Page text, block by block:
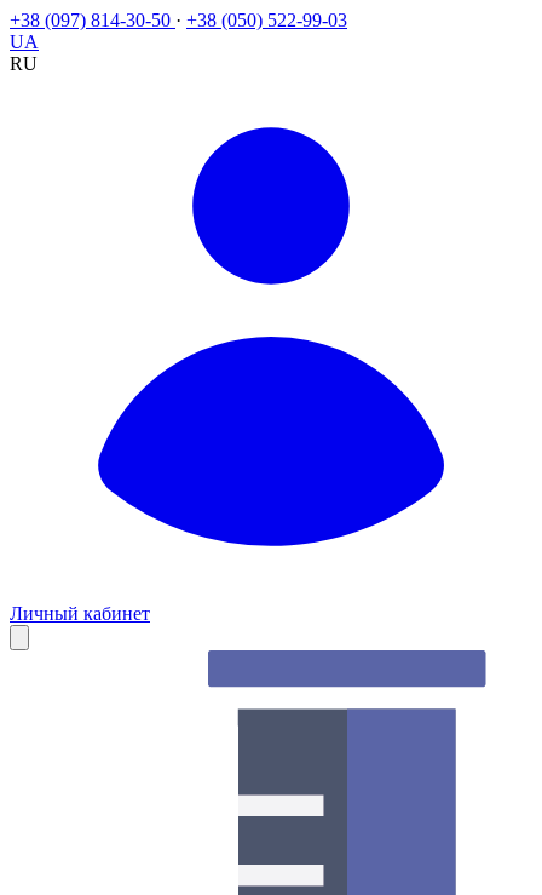
+38 (097) 814-30-50 · +38 (050) 522-99-03
UA
RU
Личный кабинет